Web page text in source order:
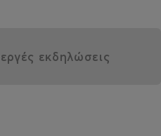
εκδηλώσεις